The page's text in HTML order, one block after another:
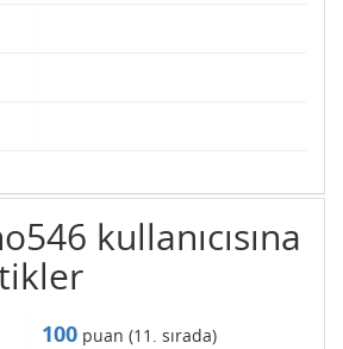
kullanıcısına
100 puan (11 . sırada)